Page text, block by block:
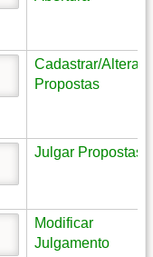
Cadastrar/Alterar
Propostas
Julgar Propostas
Modificar
Julgamento